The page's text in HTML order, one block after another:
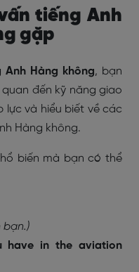
tiếng Anh
gặp
Hàng không, bạn
đến kỹ năng giao
lực và hiểu biết về các
Hàng không.
biến mà bạn có thể
bạn.)
have in the aviation